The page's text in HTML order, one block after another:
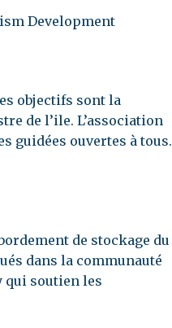
Development
objectifs sont la
de l’ile. L’association
guidées ouvertes à tous.
de stockage du
dans la communauté
qui soutien les